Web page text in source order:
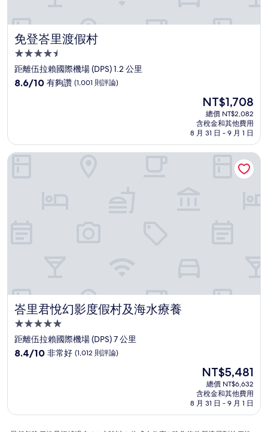
免登峇里渡假村
免登峇里渡假村
4.5
星
級
距離伍拉賴國際機場 (DPS) 1.2 公里
8.6
有
夠
8.6/10 有夠讚 (1,001 則評論)
現
在
價
格
為
NT$1,708
NT$1,708
總價 NT$2,082
含稅金和其他費用
8 月 31 日 - 9 月 1 日
峇里君悅幻影度假村及海水療養
峇里君悅幻影度假村及海水療養
5.0
星
級
距離伍拉賴國際機場 (DPS) 7 公里
8.4
非
8.4/10 非常好 (1,012 則評論)
現
在
價
格
為
NT$5,481
總價 NT$6,632
含稅金和其他費用
8 月 31 日 - 9 月 1 日
峇里君悅幻影度假村及海水療養